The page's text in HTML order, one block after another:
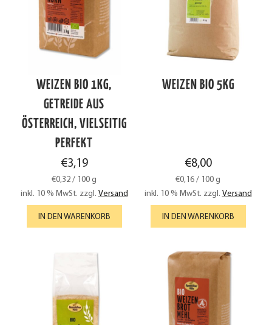
WEIZEN BIO 1KG,
GETREIDE AUS
ÖSTERREICH, VIELSEITIG
PERFEKT
€3,19
€0,32 / 100 g
inkl. 10 % MwSt. zzgl. Versand
IN DEN WARENKORB
WEIZEN BIO 5KG
€8,00
€0,16 / 100 g
inkl. 10 % MwSt. zzgl. Versand
IN DEN WARENKORB